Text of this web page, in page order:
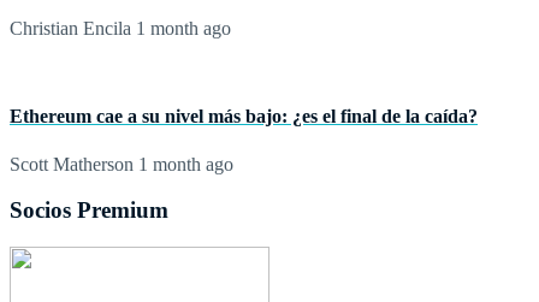
Christian Encila 1 month ago
Ethereum cae a su nivel más bajo: ¿es el final de la caída?
Scott Matherson 1 month ago
Socios Premium